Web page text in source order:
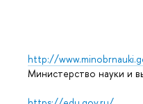
http://
Министерство науки и